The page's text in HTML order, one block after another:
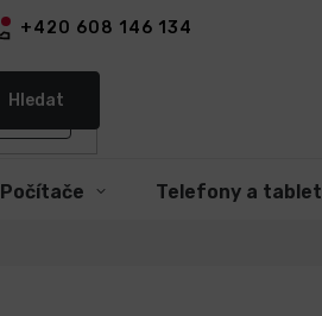
+420 608 146 134
Hledat
Počítače Telefony a